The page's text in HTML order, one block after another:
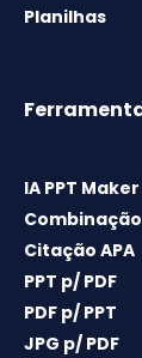
Planilhas
IA PPT Maker
Citação APA
PPT p/ PDF
PDF p/ PPT
JPG p/ PDF